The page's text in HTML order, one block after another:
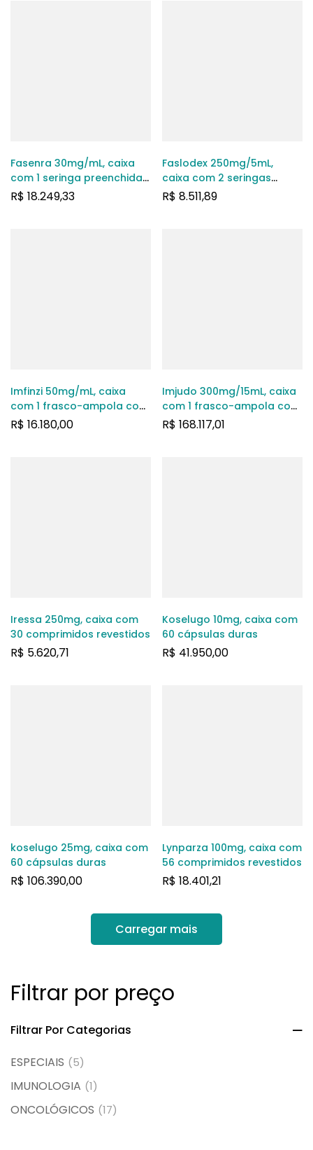
Filtrar por preço
Filtrar Por Categorias
ESPECIAIS (5)
IMUNOLOGIA (1)
ONCOLÓGICOS (17)
Fasenra 30mg/mL, caixa
com 1 seringa preenchida
com 1mL de solução de
R$ 18.249,33
Faslodex 250mg/5mL,
caixa com 2 seringas
preenchidas com 5mL de
R$ 8.511,89
Imfinzi 50mg/mL, caixa
com 1 frasco-ampola com
10mL de solução injetável
R$ 16.180,00
Imjudo 300mg/15mL, caixa
com 1 frasco-ampola com
15mL de solução de uso
R$ 168.117,01
Iressa 250mg, caixa com
30 comprimidos revestidos
R$ 5.620,71
Koselugo 10mg, caixa com
60 cápsulas duras
R$ 41.950,00
koselugo 25mg, caixa com
60 cápsulas duras
R$ 106.390,00
Lynparza 100mg, caixa com
56 comprimidos revestidos
R$ 18.401,21
Carregar mais